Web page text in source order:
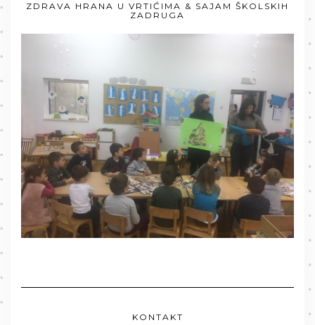
ZDRAVA HRANA U VRTIĆIMA & SAJAM ŠKOLSKIH
ZADRUGA
KONTAKT